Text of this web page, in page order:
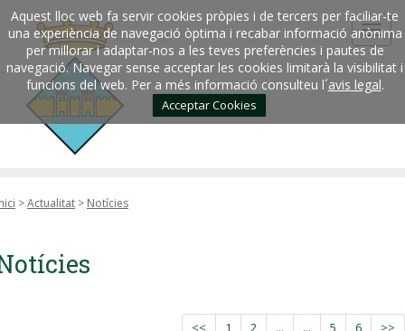
Aquest lloc web fa servir cookies pròpies i de tercers per faciliar-te
una experiència de navegació òptima i recabar informació anònima
per millorar i adaptar-nos a les teves preferències i pautes de
navegació. Navegar sense acceptar les cookies limitarà la visibilitat i
funcions del web. Per a més informació consulteu l´avis legal.
Acceptar Cookies
>Actualitat > Notícies
<< 1 2 ... ... 5 6 >>